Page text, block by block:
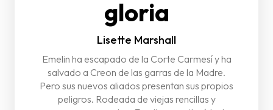
gloria
Lisette Marshall
Emelin ha escapado de la Corte Carmesí y ha
salvado a Creon de las garras de la Madre.
Pero sus nuevos aliados presentan sus propios
peligros. Rodeada de viejas rencillas y